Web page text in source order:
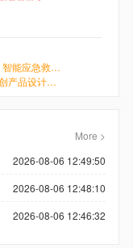
2025-2026学年AILD智能设计大赛规则：智能应急救援-海洋安全
“朝歌封神·淇创未来”淇县文旅IP形象及文创产品设计大赛即将开启
More >
2026-08-06 12:49:50
2026-08-06 12:48:10
2026-08-06 12:46:32